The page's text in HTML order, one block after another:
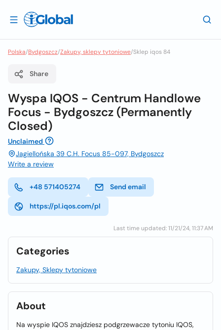
Polska/Bydgoszcz/Zakupy, sklepy tytoniowe/Sklep iqos 84
Share
Wyspa IQOS - Centrum Handlowe
Focus - Bydgoszcz (Permanently
Closed)
Unclaimed
Jagiellońska 39 C.H. Focus 85-097, Bydgoszcz
Write a review
+48 571405274 Send email
https://pl.iqos.com/pl
Last time updated: 11/21/24, 11:37 AM
Categories
Zakupy, Sklepy tytoniowe
About
Na wyspie IQOS znajdziesz podgrzewacze tytoniu IQOS,